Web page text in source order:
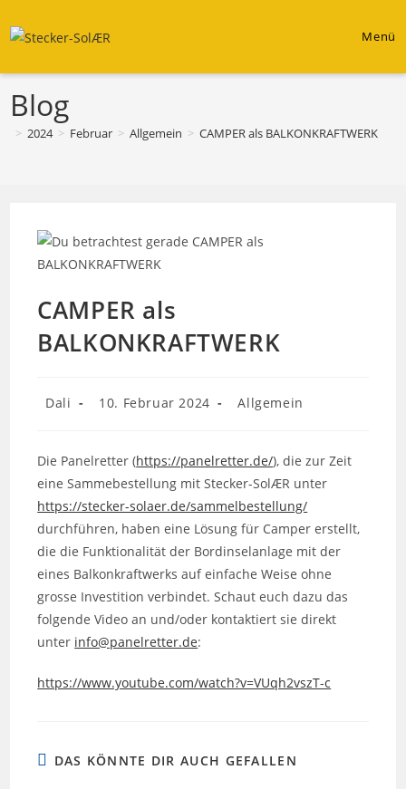
Inhalt
Menü
Blog
> 2024 > Februar > Allgemein > CAMPER als BALKONKRAFTWERK
CAMPER als
BALKONKRAFTWERK
Beitrags-
Dali
Beitrag
10. Februar 2024
Beitrags-
Kategorie:
Allgemein
Die Panelretter (https://panelretter.de/), die zur Zeit
eine Sammebestellung mit Stecker-SolÆR unter
https://stecker-solaer.de/sammelbestellung/
durchführen, haben eine Lösung für Camper erstellt,
die die Funktionalität der Bordinselanlage mit der
eines Balkonkraftwerks auf einfache Weise ohne
grosse Investition verbindet. Schaut euch dazu das
folgende Video an und/oder kontaktiert sie direkt
unter info@panelretter.de:
https://www.youtube.com/watch?v=VUqh2vszT-c
DAS KÖNNTE DIR AUCH GEFALLEN